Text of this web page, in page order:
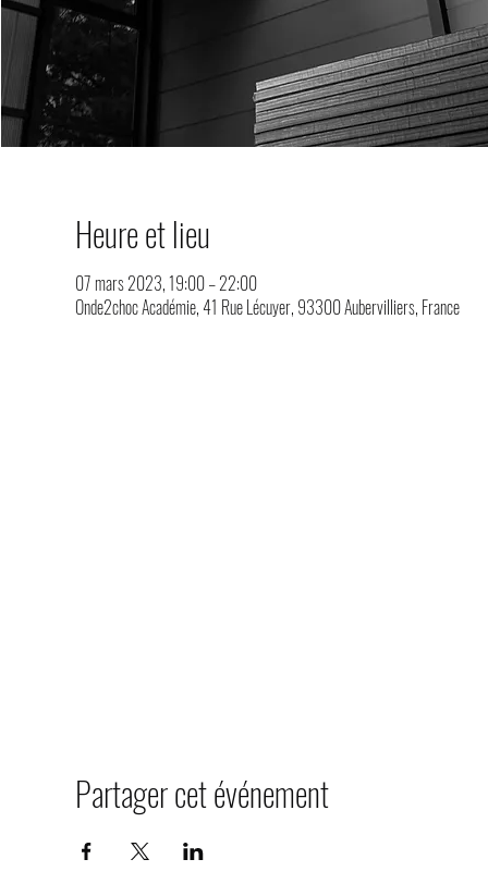
Heure et lieu
07 mars 2023, 19:00 – 22:00
Onde2choc Académie, 41 Rue Lécuyer, 93300 Aubervilliers, France
Partager cet événement